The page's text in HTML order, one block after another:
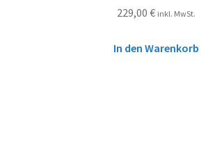
229,00 € inkl. MwSt.
In den Warenkorb